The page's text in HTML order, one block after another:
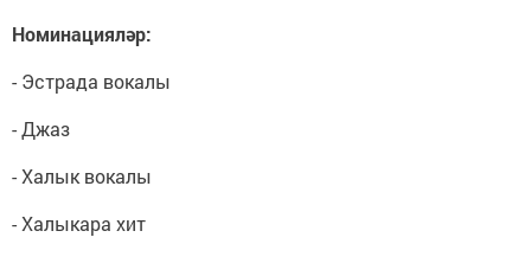
Номинацияләр:
- Эстрада вокалы
- Джаз
- Халык вокалы
- Халыкара хит